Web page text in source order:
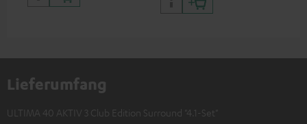
Lieferumfang
ULTIMA 40 AKTIV 3 Club Edition Surround "4.1-Set"